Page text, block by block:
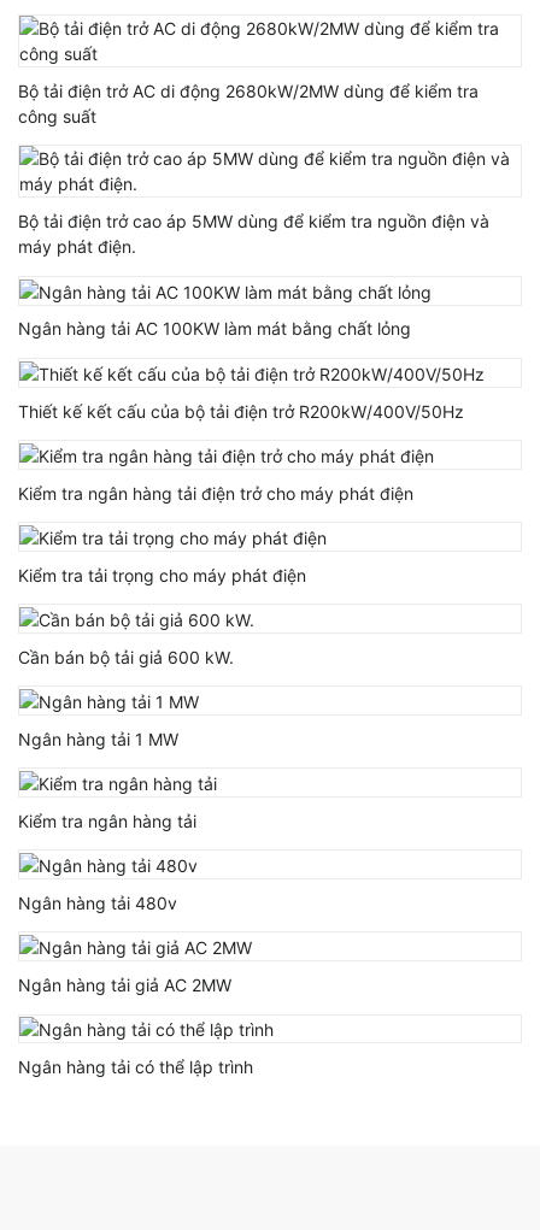
Bộ tải điện trở AC di động 2680kW/2MW dùng để kiểm tra
công suất
Bộ tải điện trở cao áp 5MW dùng để kiểm tra nguồn điện và
máy phát điện.
Ngân hàng tải AC 100KW làm mát bằng chất lỏng
Thiết kế kết cấu của bộ tải điện trở R200kW/400V/50Hz
Kiểm tra ngân hàng tải điện trở cho máy phát điện
Kiểm tra tải trọng cho máy phát điện
Cần bán bộ tải giả 600 kW.
Ngân hàng tải 1 MW
Kiểm tra ngân hàng tải
Ngân hàng tải 480v
Ngân hàng tải giả AC 2MW
Ngân hàng tải có thể lập trình